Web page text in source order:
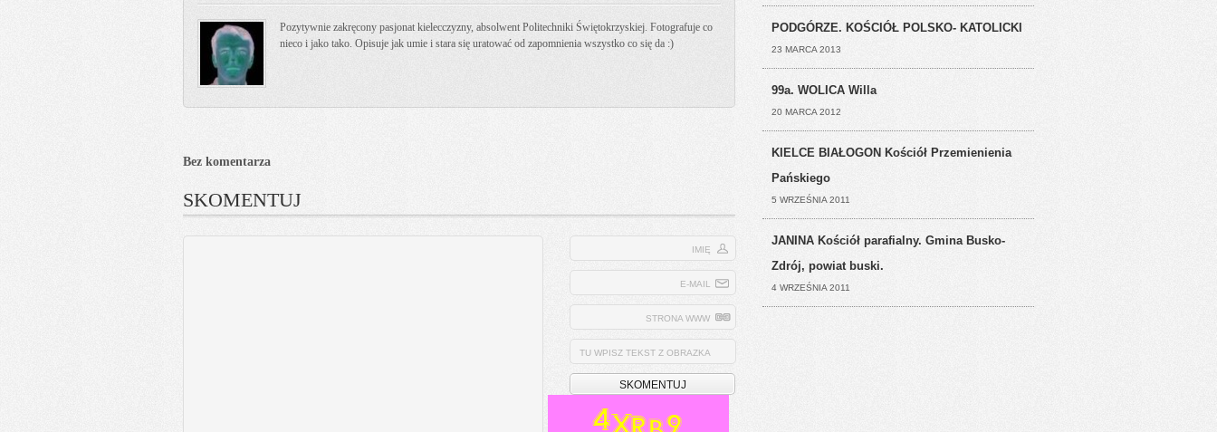
Pozytywnie zakręcony pasjonat kielecczyzny, absolwent Politechniki Świętokrzyskiej. Fotografuje co
nieco i jako tako. Opisuje jak umie i stara się uratować od zapomnienia wszystko co się da :)
Bez komentarza
SKOMENTUJ
IMIĘ
E-MAIL
STRONA WWW
TU WPISZ TEKST Z OBRAZKA
PODGÓRZE. KOŚCIÓŁ POLSKO- KATOLICKI
23 MARCA 2013
99a. WOLICA Willa
20 MARCA 2012
KIELCE BIAŁOGON Kościół Przemienienia
Pańskiego
5 WRZEŚNIA 2011
JANINA Kościół parafialny. Gmina Busko-
Zdrój, powiat buski.
4 WRZEŚNIA 2011